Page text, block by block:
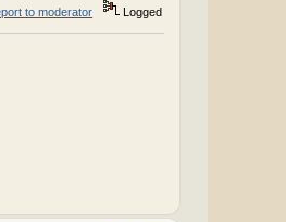
to moderator Logged